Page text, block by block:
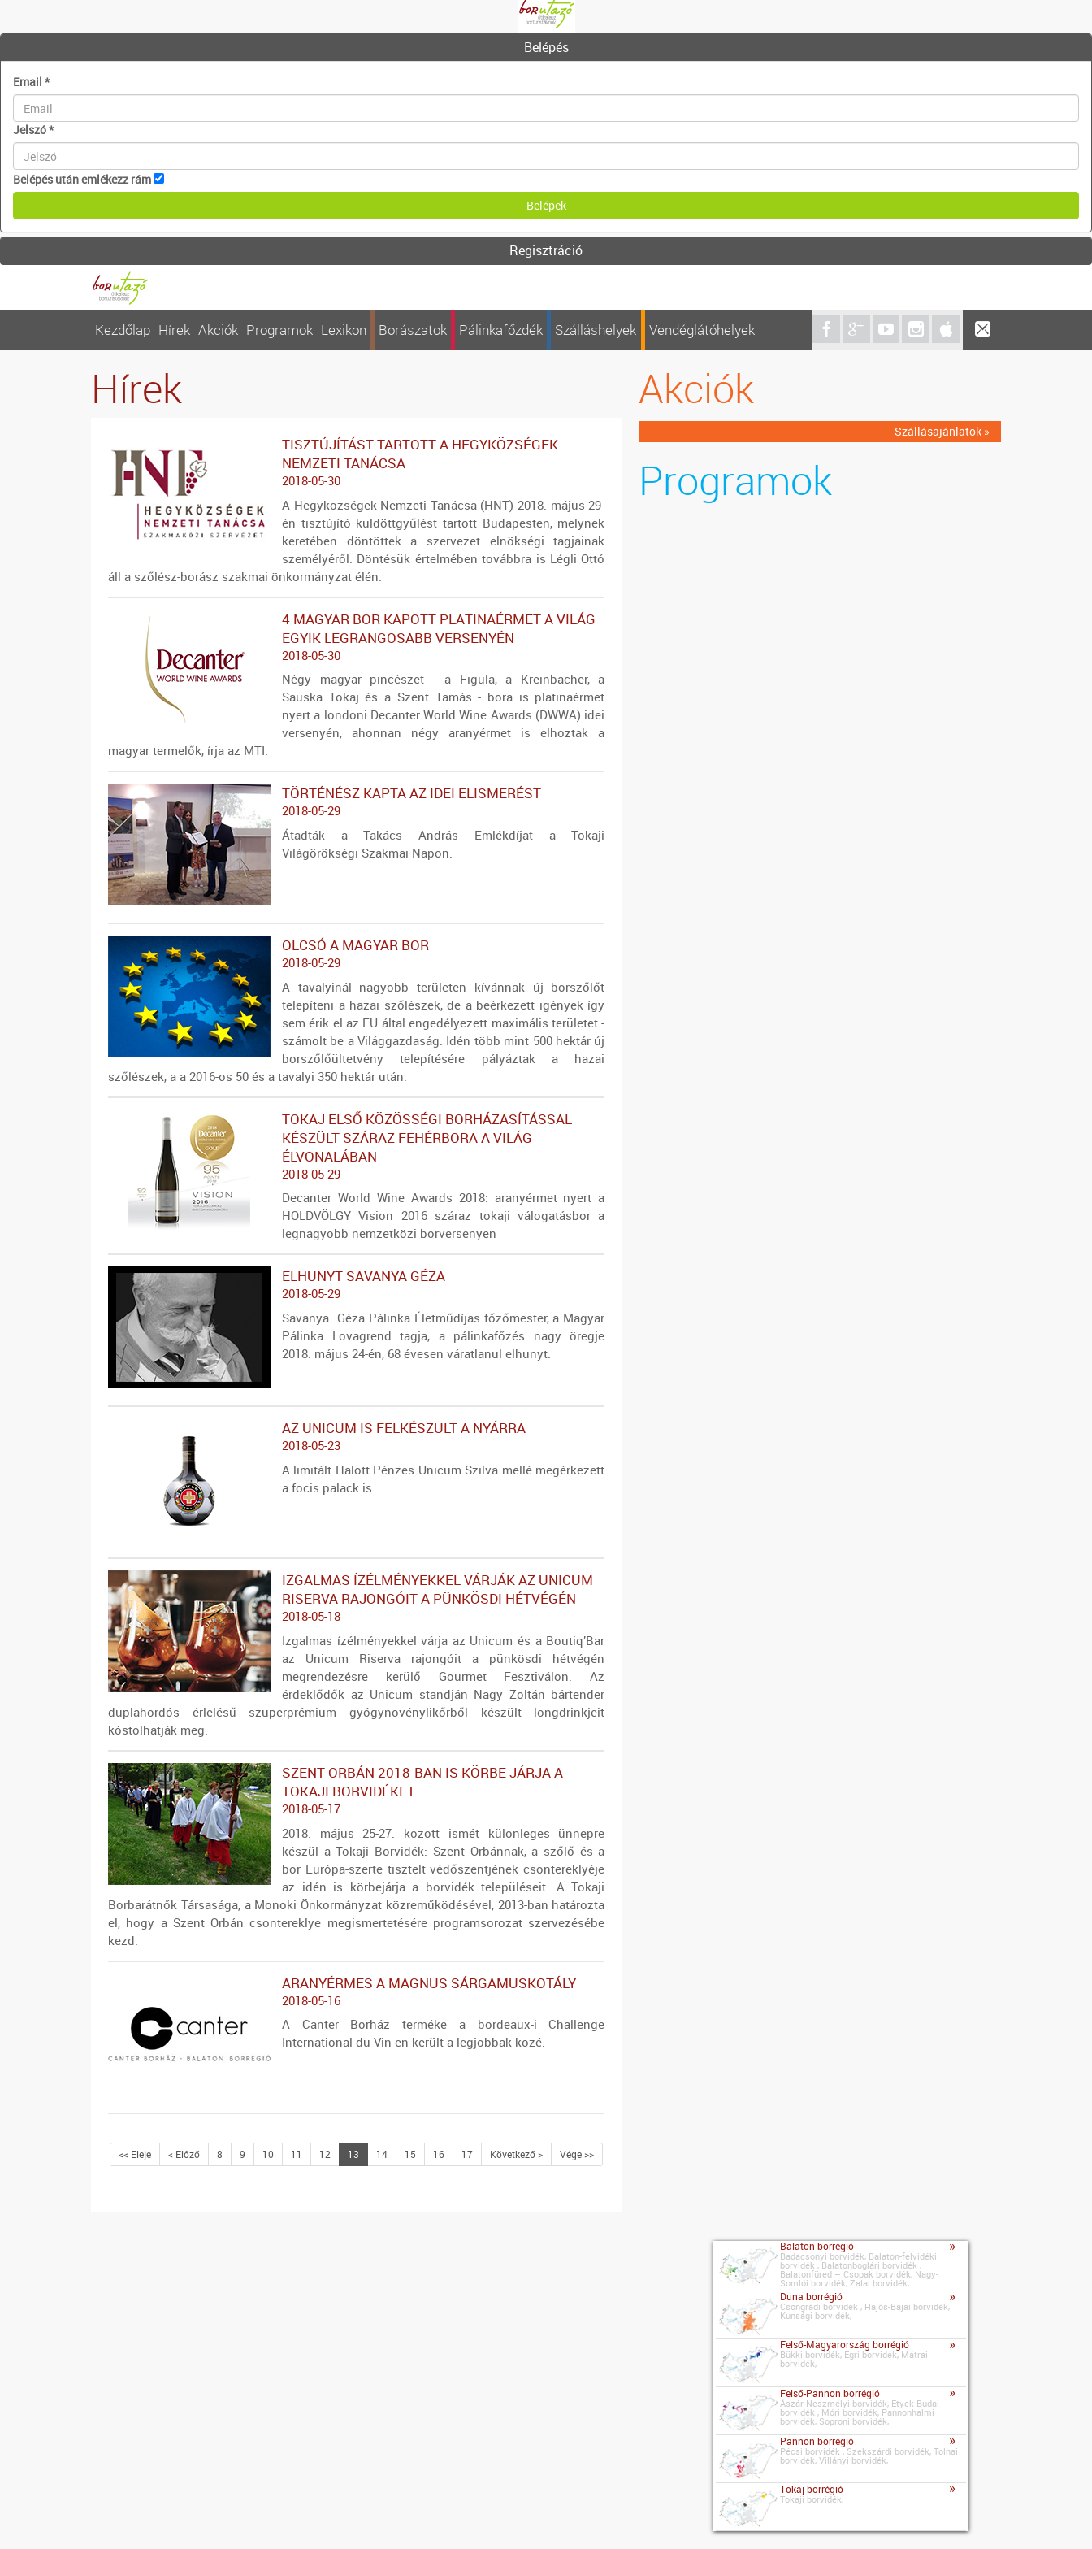
Belépés
Email *
Jelszó*
Belépés után emlékezz rám
Regisztráció
Kezdőlap Hírek Akciók Programok Lexikon Borászatok Pálinkafőzdék Szálláshelyek Vendéglátóhelyek
Hírek
TISZTÚJÍTÁST TARTOTT A HEGYKÖZSÉGEK
NEMZETI TANÁCSA
2018-05-30
A Hegyközségek Nemzeti Tanácsa (HNT) 2018. május 29-
én tisztújító küldöttgyűlést tartott Budapesten, melynek
keretében döntöttek a szervezet elnökségi tagjainak
személyéről. Döntésük értelmében továbbra is Légli Ottó
áll a szőlész-borász szakmai önkormányzat élén.
4 MAGYAR BOR KAPOTT PLATINAÉRMET A VILÁG
EGYIK LEGRANGOSABB VERSENYÉN
2018-05-30
Négy magyar pincészet - a Figula, a Kreinbacher, a
Sauska Tokaj és a Szent Tamás - bora is platinaérmet
nyert a londoni Decanter World Wine Awards (DWWA) idei
versenyén, ahonnan négy aranyérmet is elhoztak a
magyar termelők, írja az MTI.
TÖRTÉNÉSZ KAPTA AZ IDEI ELISMERÉST
2018-05-29
Átadták a Takács András Emlékdíjat a Tokaji
Világörökségi Szakmai Napon.
OLCSÓ A MAGYAR BOR
2018-05-29
A tavalyinál nagyobb területen kívánnak új borszőlőt
telepíteni a hazai szőlészek, de a beérkezett igények így
sem érik el az EU által engedélyezett maximális területet -
számolt be a Világgazdaság. Idén több mint 500 hektár új
borszőlőültetvény telepítésére pályáztak a hazai
szőlészek, a a 2016-os 50 és a tavalyi 350 hektár után.
TOKAJ ELSŐ KÖZÖSSÉGI BORHÁZASÍTÁSSAL
KÉSZÜLT SZÁRAZ FEHÉRBORA A VILÁG
ÉLVONALÁBAN
2018-05-29
Decanter World Wine Awards 2018: aranyérmet nyert a
HOLDVÖLGY Vision 2016 száraz tokaji válogatásbor a
legnagyobb nemzetközi borversenyen
ELHUNYT SAVANYA GÉZA
2018-05-29
Savanya Géza Pálinka Életműdíjas főzőmester, a Magyar
Pálinka Lovagrend tagja, a pálinkafőzés nagy öregje
2018. május 24-én, 68 évesen váratlanul elhunyt.
AZ UNICUM IS FELKÉSZÜLT A NYÁRRA
2018-05-23
A limitált Halott Pénzes Unicum Szilva mellé megérkezett
a focis palack is.
IZGALMAS ÍZÉLMÉNYEKKEL VÁRJÁK AZ UNICUM
RISERVA RAJONGÓIT A PÜNKÖSDI HÉTVÉGÉN
2018-05-18
Izgalmas ízélményekkel várja az Unicum és a Boutiq’Bar
az Unicum Riserva rajongóit a pünkösdi hétvégén
megrendezésre kerülő Gourmet Fesztiválon. Az
érdeklődők az Unicum standján Nagy Zoltán bártender
duplahordós érlelésű szuperprémium gyógynövénylikőrből készült longdrinkjeit
kóstolhatják meg.
SZENT ORBÁN 2018-BAN IS KÖRBE JÁRJA A
TOKAJI BORVIDÉKET
2018-05-17
2018. május 25-27. között ismét különleges ünnepre
készül a Tokaji Borvidék: Szent Orbánnak, a szőlő és a
bor Európa-szerte tisztelt védőszentjének csontereklyéje
az idén is körbejárja a borvidék településeit. A Tokaji
Borbarátnők Társasága, a Monoki Önkormányzat közreműködésével, 2013-ban határozta
el, hogy a Szent Orbán csontereklye megismertetésére programsorozat szervezésébe
kezd.
ARANYÉRMES A MAGNUS SÁRGAMUSKOTÁLY
2018-05-16
A Canter Borház terméke a bordeaux-i Challenge
International du Vin-en került a legjobbak közé.
<< Eleje < Előző 8 9 10 11 12 13 14 15 16 17 Következő > Vége >>
Akciók
Szállásajánlatok »
Programok
Balaton borrégió »
Badacsonyi borvidék, Balaton-felvidéki
borvidék , Balatonboglári borvidék ,
Balatonfüred – Csopak borvidék, Nagy-
Somlói borvidék, Zalai borvidék,
Duna borrégió »
Csongrádi borvidék , Hajós-Bajai borvidék,
Kunsági borvidék,
Felső-Magyarország borrégió »
Bükki borvidék, Egri borvidék, Mátrai
borvidék,
Felső-Pannon borrégió »
Ászár-Neszmélyi borvidék, Etyek-Budai
borvidék , Móri borvidék, Pannonhalmi
borvidék, Soproni borvidék,
Pannon borrégió »
Pécsi borvidék , Szekszárdi borvidék, Tolnai
borvidék, Villányi borvidék,
Tokaj borrégió »
Tokaji borvidék,